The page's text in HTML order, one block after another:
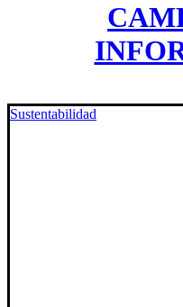
Sustentabilidad